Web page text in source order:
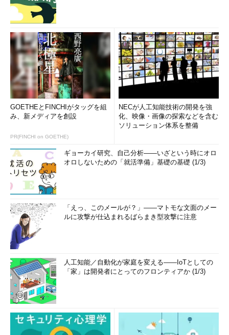
GOETHEとFINCHIがタッグを組
み、新メディアを創設
PR(FINCHI on GOETHE)
NECが人工知能技術の開発を強
化、映像・画像の探索などを含む
ソリューション体系を整備
ギョーカイ研究、自己分析――いざという時にオロ
オロしないための「就活準備」基礎の基礎 (1/3)
「えっ、このメールが？」――マトモな文面のメー
ルに攻撃が仕込まれるばらまき型攻撃に注意
人工知能／自動化が家庭を変える――IoTとしての
「家」は開発者にとってのフロンティアか (1/3)